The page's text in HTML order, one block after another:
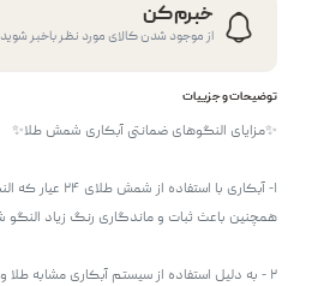
خبرم کن
از موجود شدن کالای مورد نظر باخبر شوید
توضیحات و جزییات
✨مزایای النگوهای ضمانتی آبکاری شمش طلا✨